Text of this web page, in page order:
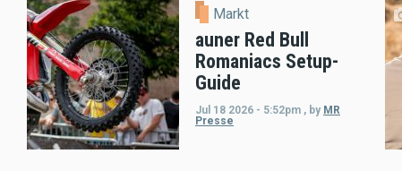
Markt
auner Red Bull
Romaniacs Setup-
Guide
Jul 18 2026 - 5:52pm , by MR
Presse